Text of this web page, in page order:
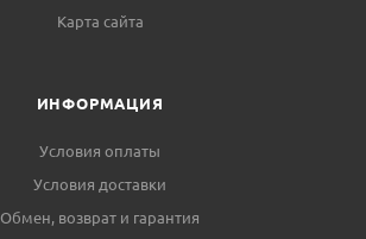
Карта сайта
ИНФОРМАЦИЯ
Условия оплаты
Условия доставки
Обмен, возврат и гарантия